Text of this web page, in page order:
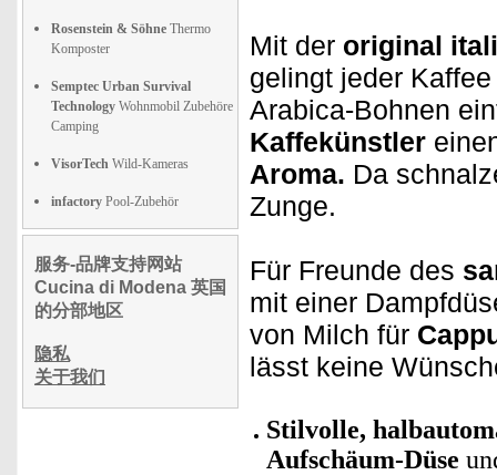
Rosenstein & Söhne Thermo
Komposter
Semptec Urban Survival
Technology Wohnmobil Zubehöre
Camping
VisorTech Wild-Kameras
infactory Pool-Zubehör
服务-品牌支持网站
Cucina di Modena 英国
的分部地区
隐私
关于我们
Mit der original
gelingt jeder
Arabica-Bohnen
Kaffekünstler
Aroma. Da
Zunge.
Für Freunde des
mit einer
von Milch für
lässt keine
Stilvolle,
Aufschäum-Düse